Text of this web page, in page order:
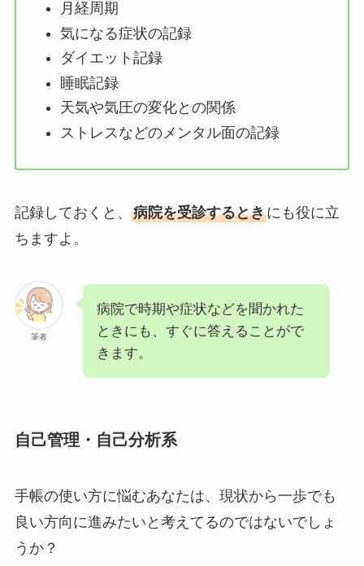
月経周期
気になる症状の記録
ダイエット記録
睡眠記録
天気や気圧の変化との関係
ストレスなどのメンタル面の記録
記録しておくと、 病院を受診するときにも役に立
ちますよ。
筆者
病院で時期や症状などを聞かれた
ときにも、すぐに答えることがで
きます。
自己管理・自己分析系
手帳の使い方に悩むあなたは、現状から一歩でも
良い方向に進みたいと考えてるのではないでしょ
うか？